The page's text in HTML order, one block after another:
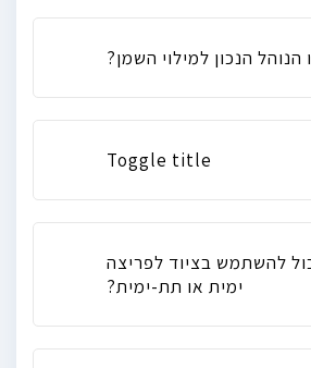
הנוהל הנכון למילוי השמן?
Toggle title
להשתמש בציוד לפריצה
ימית או תת-ימית?